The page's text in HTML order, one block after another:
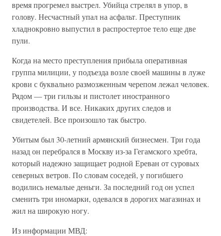
время прогремел выстрел. Убийца стрелял в упор, в
голову. Несчастный упал на асфальт. Преступник
хладнокровно выпустил в распростертое тело еще две
пули.
Когда на место преступления прибыла оперативная
группа милиции, у подъезда возле своей машины в луже
крови с буквально размозженным черепом лежал человек.
Рядом — три гильзы и пистолет иностранного
производства. И все. Никаких других следов и
свидетелей. Все произошло так быстро.
Убитым был 30-летний армянский бизнесмен. Три года
назад он перебрался в Москву из-за Гегамского хребта,
который надежно защищает родной Ереван от суровых
северных ветров. По словам соседей, у погибшего
водились немалые деньги. За последний год он успел
сменить три иномарки, одевался в дорогих магазинах и
жил на широкую ногу.
Из информации МВД: